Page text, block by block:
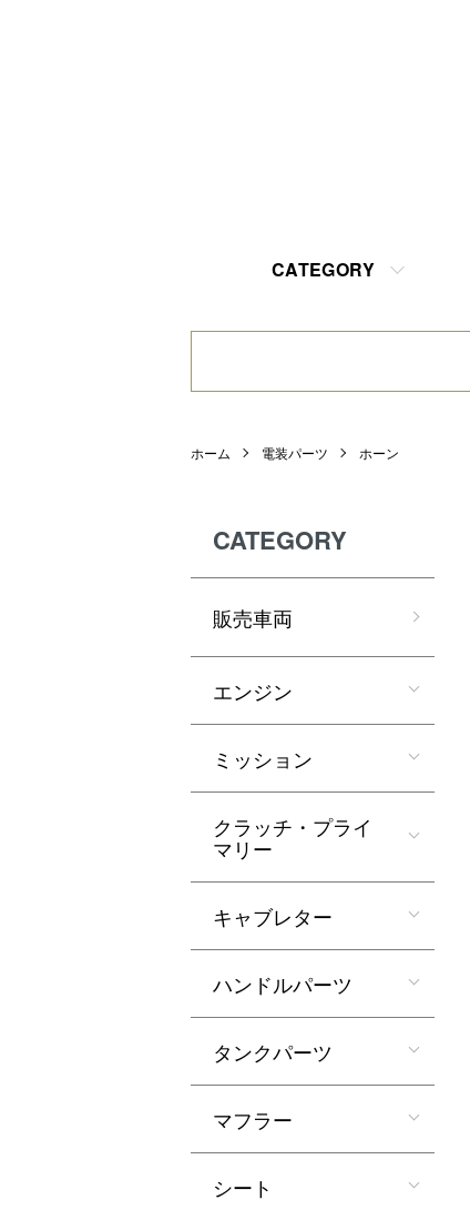
CATEGORY
ホーム 電装パーツ ホーン
CATEGORY
販売車両
エンジン
ミッション
クラッチ・プライ
マリー
キャブレター
ハンドルパーツ
タンクパーツ
マフラー
シート